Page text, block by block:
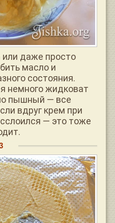
даже просто
масло и
состояния.
немного жидковат
пышный — все
вдруг крем при
— это тоже